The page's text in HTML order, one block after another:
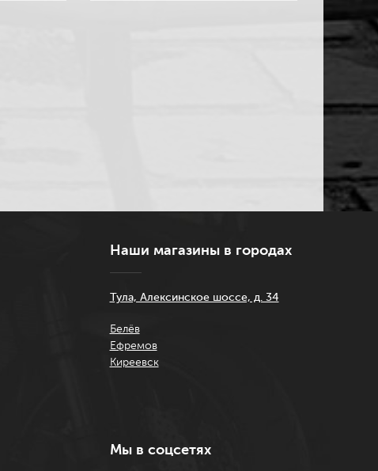
Наши магазины в городах
Тула, Алексинское шоссе, д. 34
Белёв
Ефремов
Киреевск
Мы в соцсетях